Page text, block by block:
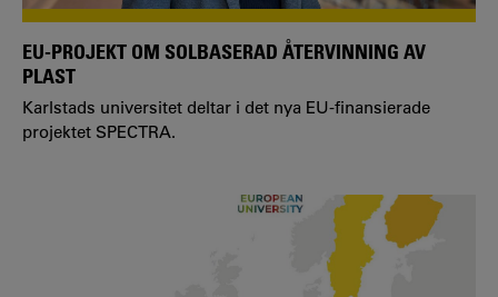
EU-PROJEKT OM SOLBASERAD ÅTERVINNING AV
PLAST
Karlstads universitet deltar i det nya EU-finansierade
projektet SPECTRA.